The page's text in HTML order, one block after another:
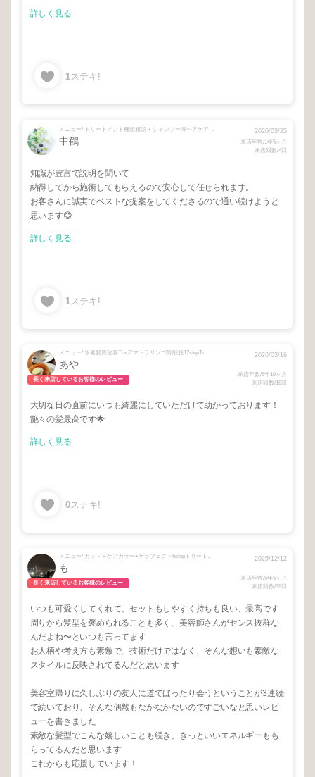
詳しく見る
1ステキ!
メニュー/ トリートメント種類相談 + シャンプー等ヘアケア購入相談 + カット＋ケアカラー＋プレミアム12stepトリートメント + カット＋ケアカラー+リンゴ幹細胞17stepTr
中鶴
2026/03/25
来店年数/1年5ヶ月
来店回数/4回
知識が豊富で説明を聞いて
納得してから施術してもらえるので安心して任せられます。
お客さんに誠実でベストな提案をしてくださるので通い続けようと
思います😊
詳しく見る
1ステキ!
メニュー/ 水素髪質改善Tr×アマトラリンゴ幹細胞17stepTr
あや
長く来店しているお客様のレビュー
2026/03/16
来店年数/6年10ヶ月
来店回数/16回
大切な日の直前にいつも綺麗にしていただけて助かっております！
艶々の髪最高です🌟
詳しく見る
0ステキ!
メニュー/ カット＋ケアカラー+ケラフェクト6stepトリートメント
も
長く来店しているお客様のレビュー
2025/12/12
来店年数/5年5ヶ月
来店回数/39回
いつも可愛くしてくれて、セットもしやすく持ちも良い、最高です
周りから髪型を褒められることも多く、美容師さんがセンス抜群な
んだよね〜といつも言ってます
お人柄や考え方も素敵で、技術だけではなく、そんな想いも素敵な
スタイルに反映されてるんだと思います
美容室帰りに久しぶりの友人に道でばったり会うということが3連続
で続いており、そんな偶然もなかなかないのですごいなと思いレビ
ューを書きました
素敵な髪型でこんな嬉しいことも続き、きっといいエネルギーもも
らってるんだと思います
これからも応援しています！